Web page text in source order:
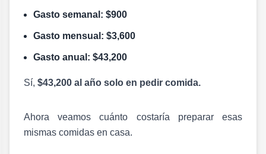
Gasto semanal: $900
Gasto mensual: $3,600
Gasto anual: $43,200
Sí, $43,200 al año solo en pedir comida.
Ahora veamos cuánto costaría preparar esas
mismas comidas en casa.